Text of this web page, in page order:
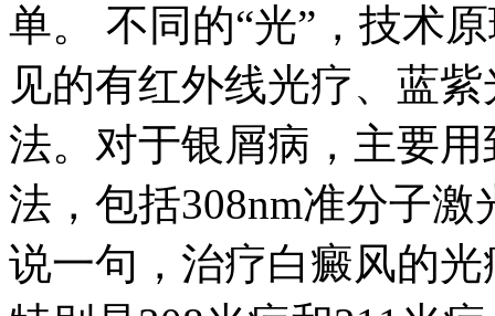
单。 不同的“光”，技术
见的有红外线光疗、蓝
法。对于银屑病，主要
法，包括308nm准分子
说一句，治疗白癜风的